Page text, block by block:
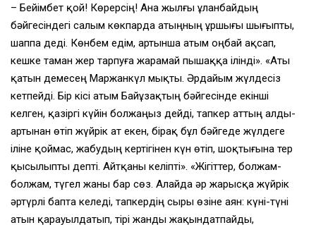
– Бейімбет қой! Көрерсің! Ана жылғы Құланбайдың
бәйгесіндегі салым көкпарда атыңның ұршығы шығыпты,
шаппа деді. Көнбем едім, артынша атым оңбай ақсап,
кешке таман жер тарпуға жарамай пышаққа ілінді». «Аты
қатын демесең Маржанкүл мықты. Әрдайым жүлдесіз
кетпейді. Бір кісі атым Байұзақтың бәйгесінде екінші
келген, қазіргі күйін болжаңыз дейді, тапкер аттың алды-
артынан өтіп жүйрік ат екен, бірақ бұл бәйгеде жүлдеге
іліне қоймас, жабудың кертігінен күн өтіп, шоқтығына тер
қысылыпты депті. Айтқаны келіпті». «Жігіттер, болжам-
болжам, түгел жаны бар сөз. Алайда әр жарысқа жүйрік
әртүрлі бапта келеді, тапкердің сыры өзіне аян: күні-түні
атын қарауылдатып, тірі жанды жақындатпайды,